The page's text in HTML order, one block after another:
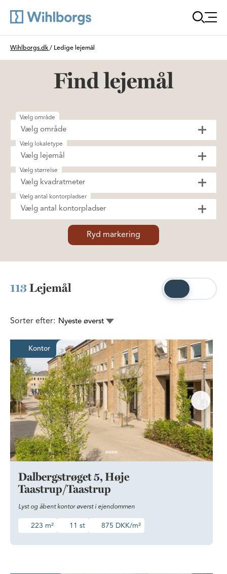
Du är här:
Wihlborgs.dk / Ledige lejemål
Find lejemål
Vælg område
Vælg område
Vælg lokaletype
Vælg lejemål
Vælg størrelse
Vælg kvadratmeter
Vælg antal kontorpladser
Vælg antal kontorpladser
Ryd markering
Sorter efter: Nyeste øverst
113 Lejemål
Lyst og åbent kontor øverst i
Kontor
Dalbergstrøget 5, Høje
Taastrup/Taastrup
Lyst og åbent kontor øverst i ejendommen
223 m² 11 st 875 DKK/m²